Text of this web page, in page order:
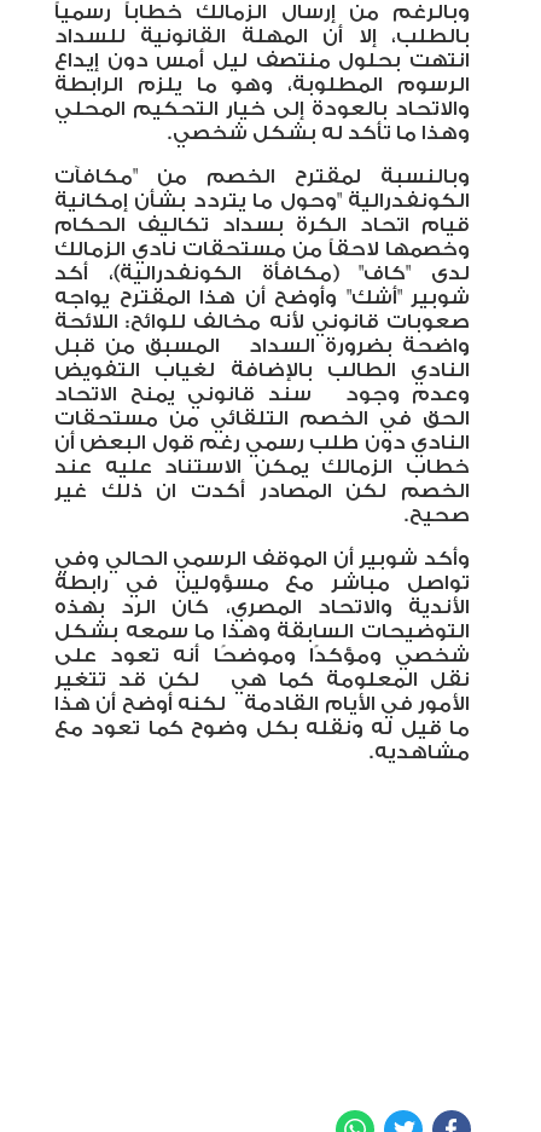
وبالرغم من إرسال الزمالك خطاباً رسمياً
بالطلب، إلا أن المهلة القانونية للسداد
انتهت بحلول منتصف ليل أمس دون إيداع
الرسوم المطلوبة، وهو ما يلزم الرابطة
والاتحاد بالعودة إلى خيار التحكيم المحلي
وهذا ما تأكد له بشكل شخصي.
وبالنسبة لمقترح الخصم من "مكافآت
الكونفدرالية "وحول ما يتردد بشأن إمكانية
قيام اتحاد الكرة بسداد تكاليف الحكام
وخصمها لاحقاً من مستحقات نادي الزمالك
لدى "كاف" (مكافأة الكونفدرالية)، أكد
شوبير "أشك" وأوضح أن هذا المقترح يواجه
صعوبات قانوني لأنه مخالف للوائح: اللائحة
واضحة بضرورة السداد
المسبق من قبل
النادي الطالب بالإضافة
لغياب التفويض
وعدم وجود
سند قانوني يمنح الاتحاد
الحق في الخصم التلقائي من مستحقات
النادي دون طلب رسمي رغم قول البعض أن
خطاب الزمالك يمكن الاستناد عليه عند
الخصم لكن المصادر أكدت ان ذلك غير
صحيح.
وأكد شوبير أن الموقف الرسمي الحالي وفي
تواصل مباشر مع مسؤولين في رابطة
الأندية والاتحاد المصري، كان الرد بهذه
التوضيحات السابقة وهذا ما سمعه بشكل
شخصي ومؤكدًا وموضحًا أنه تعود على
نقل المعلومة كما هي
لكن قد تتغير
الأمور في الأيام القادمة
لكنه أوضح أن هذا
ما قيل له ونقله بكل وضوح كما تعود مع
مشاهديه.
Facebook
Twitter